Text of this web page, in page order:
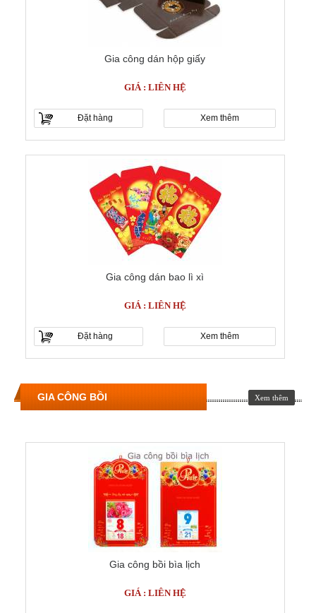
Gia công dán hộp giấy
GIÁ : LIÊN HỆ
Đặt hàng Xem thêm
Gia công dán bao lì xì
GIÁ : LIÊN HỆ
Đặt hàng Xem thêm
GIA CÔNG BỒI Xem thêm
Gia công bồi bìa lịch
GIÁ : LIÊN HỆ